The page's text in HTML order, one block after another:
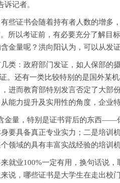
记者。
证书会随着持有者人数的增多
所以考证前，有必要充分了解
金量呢？洪向阳认为，可以从发
：政府部门发证，如人保部的
。还有一类比较特别的是国外某
进而教育部特别发言否定了大
能力提升及实用性的角度，企业
量，特别是证书背后的东西——
要具备真正专业实力；二是培
领域的具有丰富实战经验的培训
业100%一定有用，换句话说，
说，哪些证书是大学生在走出